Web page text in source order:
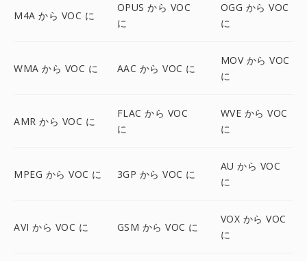
M4A から VOC に
OPUS から VOC
に
OGG から VOC
に
WMA から VOC に AAC から VOC に
MOV から VOC
に
AMR から VOC に
FLAC から VOC
に
WVE から VOC
に
MPEG から VOC に 3GP から VOC に
AU から VOC
に
AVI から VOC に GSM から VOC に
VOX から VOC
に